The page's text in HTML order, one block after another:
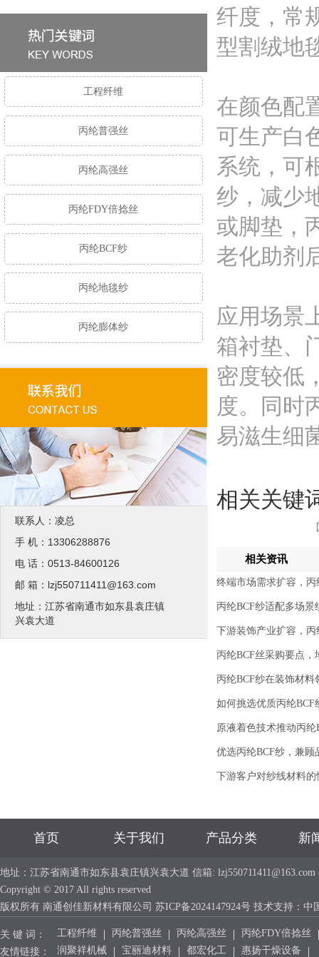
工程纤维
丙纶普强丝
丙纶高强丝
丙纶FDY倍捻丝
丙纶BCF纱
丙纶地毯纱
丙纶膨体纱
联系人：凌总
手 机：13306288876
电 话：0513-84600126
邮 箱：lzj550711411@163.com
地址：江苏省南通市如东县袁庄镇
兴袁大道
纤度，常
型割绒地
在颜色配
可生产白
系统，可
纱，减少
或脚垫，
老化助剂
应用场景
箱衬垫、
密度较低
度。同时
易滋生细
相关关键
相关资讯
终端市场需求扩容，
丙纶BCF纱适配多场
下游装饰产业扩容，
丙纶BCF丝采购要点
丙纶BCF纱在装饰材
如何挑选优质丙纶BCF
原液着色技术推动丙
优选丙纶BCF纱，兼
下游客户对纱线材料
首页 关于我们 产品分类 新
地址：江苏省南通市如东县袁庄镇兴袁大道 信箱: lzj550711411@163.com
Copyright © 2017 All rights reserved
版权所有 南通创佳新材料有限公司 苏ICP备2024147924号 技术支持： 中
关 键 词： 工程纤维 丙纶普强丝 丙纶高强丝
丙纶FDY倍捻丝
友情链接：
润聚祥机械 宝丽迪材料 都宏化工 惠扬干燥设备